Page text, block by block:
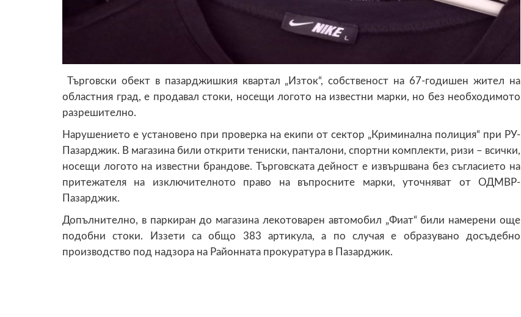
Търговски обект в пазарджишкия квартал „Изток“, собственост на 67-годишен жител на
областния град, е продавал стоки, носещи логото на известни марки, но без необходимото
разрешително.
Нарушението е установено при проверка на екипи от сектор „Криминална полиция“ при РУ-
Пазарджик. В магазина били открити тениски, панталони, спортни комплекти, ризи – всички,
носещи логото на известни брандове. Търговската дейност е извършвана без съгласието на
притежателя на изключителното право на въпросните марки, уточняват от ОДМВР-
Пазарджик.
Допълнително, в паркиран до магазина лекотоварен автомобил „Фиат“ били намерени още
подобни стоки. Иззети са общо 383 артикула, а по случая е образувано досъдебно
производство под надзора на Районната прокуратура в Пазарджик.